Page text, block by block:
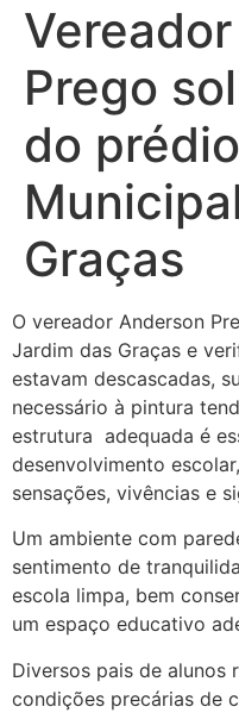
Prego
do
Graças
O vereador Anderson
Jardim das Graças e
estavam descascadas,
necessário à pintura
estrutura adequada é
desenvolvimento
sensações, vivências e
Um ambiente com
sentimento de
escola limpa, bem
um espaço educativo
Diversos pais de alunos
condições precárias de